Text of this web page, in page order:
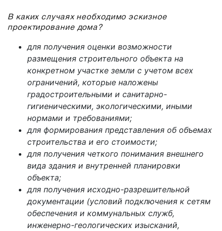
В каких случаях необходимо эскизное
проектирование дома?
для получения оценки возможности
размещения строительного объекта на
конкретном участке земли с учетом всех
ограничений, которые наложены
градостроительными и санитарно-
гигиеническими, экологическими, иными
нормами и требованиями;
для формирования представления об объемах
строительства и его стоимости;
для получения четкого понимания внешнего
вида здания и внутренней планировки
объекта;
для получения исходно-разрешительной
документации (условий подключения к сетям
обеспечения и коммунальных служб,
инженерно-геологических изысканий,